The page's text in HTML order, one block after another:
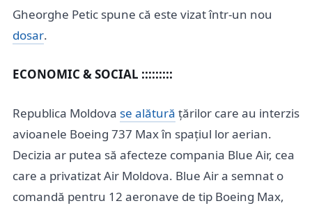
Gheorghe Petic spune că este vizat într-un nou
dosar.
ECONOMIC & SOCIAL :::::::::
Republica Moldova se alătură țărilor care au interzis
avioanele Boeing 737 Max în spațiul lor aerian.
Decizia ar putea să afecteze compania Blue Air, cea
care a privatizat Air Moldova. Blue Air a semnat o
comandă pentru 12 aeronave de tip Boeing Max,